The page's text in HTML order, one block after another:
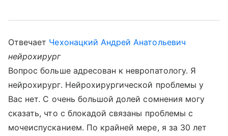
Отвечает Чехонацкий Андрей Анатольевич
нейрохирург
Вопрос больше адресован к невропатологу. Я
нейрохирург. Нейрохирургической проблемы у
Вас нет. С очень большой долей сомнения могу
сказать, что с блокадой связаны проблемы с
мочеиспусканием. По крайней мере, я за 30 лет